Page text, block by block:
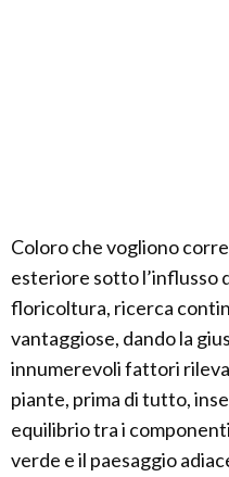
Coloro che vogliono
esteriore sotto l’influsso
floricoltura, ricerca
vantaggiose, dando la
innumerevoli fattori
piante, prima di tutto,
equilibrio tra i
verde e il paesaggio